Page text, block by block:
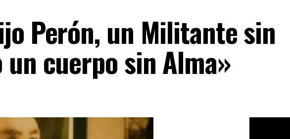
Perón, un Militante sin
cuerpo sin Alma»
Reproductor